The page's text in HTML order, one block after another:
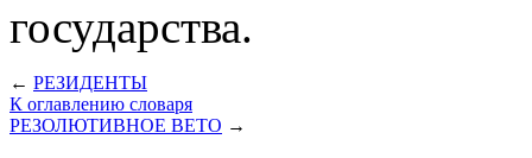
государства.
← РЕЗИДЕНТЫ
К оглавлению словаря
РЕЗОЛЮТИВНОЕ ВЕТО →